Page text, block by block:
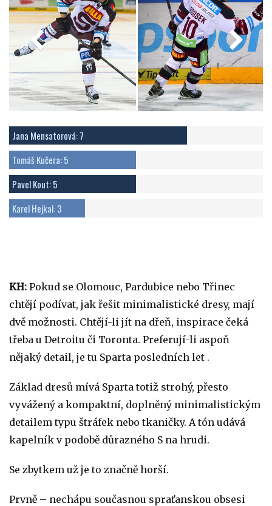
Jana Mensatorová: 7
Tomáš Kučera: 5
Pavel Kout: 5
Karel Hejkal: 3
KH: Pokud se Olomouc, Pardubice nebo Třinec
chtějí podívat, jak řešit minimalistické dresy, mají
dvě možnosti. Chtějí-li jít na dřeň, inspirace čeká
třeba u Detroitu či Toronta. Preferují-li aspoň
nějaký detail, je tu Sparta posledních let .
Základ dresů mívá Sparta totiž strohý, přesto
vyvážený a kompaktní, doplněný minimalistickým
detailem typu štráfek nebo tkaničky. A tón udává
kapelník v podobě důrazného S na hrudi.
Se zbytkem už je to značně horší.
Prvně – nechápu současnou spraťanskou obsesi